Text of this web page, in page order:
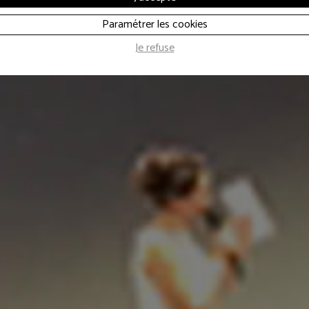
Jeunesse
Paramétrer les cookies
Je refuse